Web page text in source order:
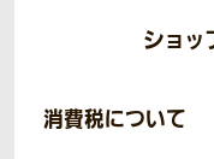
ショ
消費税について